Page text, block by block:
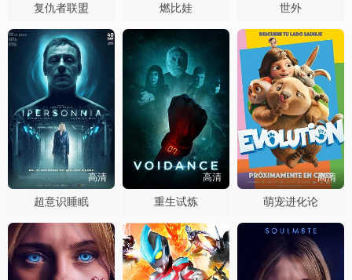
复仇者联盟 燃比娃 世外
高清
超意识睡眠
高清
重生试炼
高清
萌宠进化论